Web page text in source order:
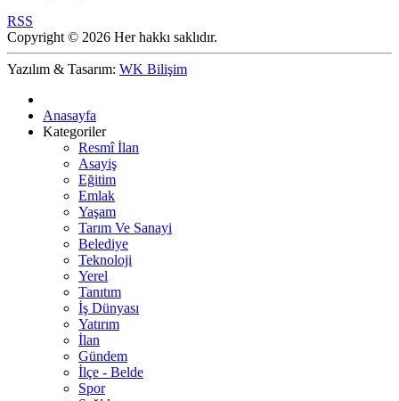
RSS
Copyright © 2026 Her hakkı saklıdır.
Yazılım & Tasarım: WK Bilişim
Anasayfa
Kategoriler
Resmî İlan
Asayiş
Eğitim
Emlak
Yaşam
Tarım Ve Sanayi
Belediye
Teknoloji
Yerel
Tanıtım
İş Dünyası
Yatırım
İlan
Gündem
İlçe - Belde
Spor